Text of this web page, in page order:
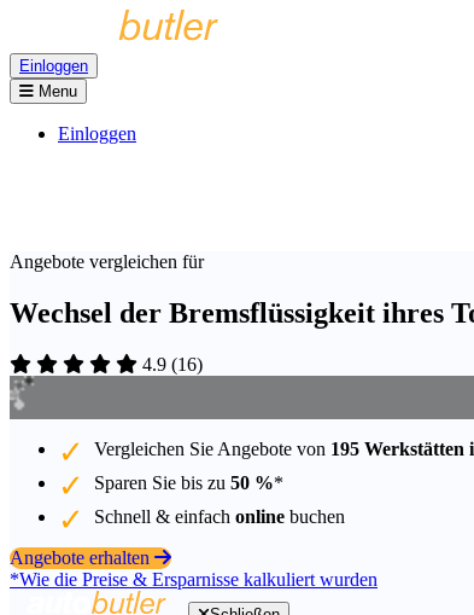
Einloggen
Menu
Einloggen
Angebote vergleichen für
Wechsel der Bremsflüssigkeit ihres
4.9 (16)
Vergleichen Sie Angebote von 195 Werkstätten
Sparen Sie bis zu 50 %*
Schnell & einfach online buchen
Angebote erhalten
*Wie die Preise & Ersparnisse kalkuliert wurden